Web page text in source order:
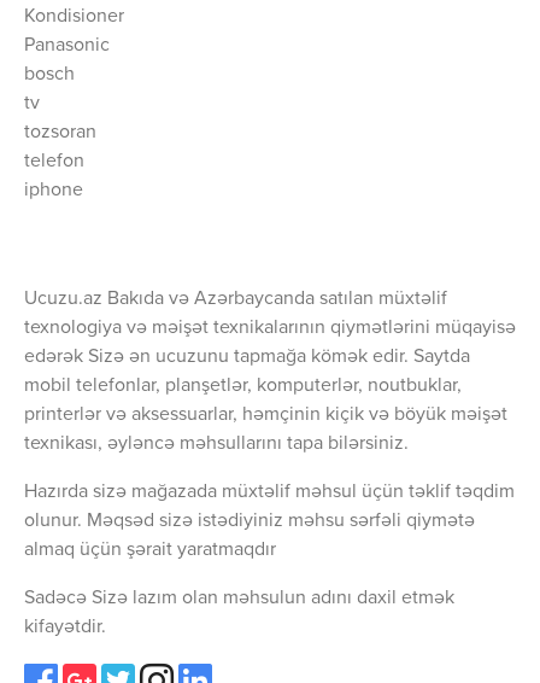
Kondisioner
Panasonic
bosch
tv
tozsoran
telefon
iphone
Ucuzu.az Bakıda və Azərbaycanda satılan müxtəlif
texnologiya və məişət texnikalarının qiymətlərini müqayisə
edərək Sizə ən ucuzunu tapmağa kömək edir. Saytda
mobil telefonlar, planşetlər, komputerlər, noutbuklar,
printerlər və aksessuarlar, həmçinin kiçik və böyük məişət
texnikası, əyləncə məhsullarını tapa bilərsiniz.
Hazırda sizə mağazada müxtəlif məhsul üçün təklif təqdim
olunur. Məqsəd sizə istədiyiniz məhsu sərfəli qiymətə
almaq üçün şərait yaratmaqdır
Sadəcə Sizə lazım olan məhsulun adını daxil etmək
kifayətdir.